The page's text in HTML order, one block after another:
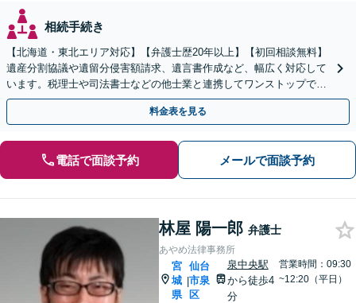
相続手続き
【北海道・東北エリア対応】【弁護士歴20年以上】【初回相談無料】
遺産分割協議や遺留分侵害額請求、遺言書作成など、幅広く対応して
います。税理士や司法書士などの他士業と連携してワンストップでの
解決が可能です。ぜひご相談ください。
料金表を見る
電話で面談予約 メールで面談予約
林屋 陽一郎 弁護士
あやめ法律事務所
宮
城
県
|
仙台
市泉
区
泉中央駅
から徒歩4
分
営業時間：09:30
~12:20（平日）